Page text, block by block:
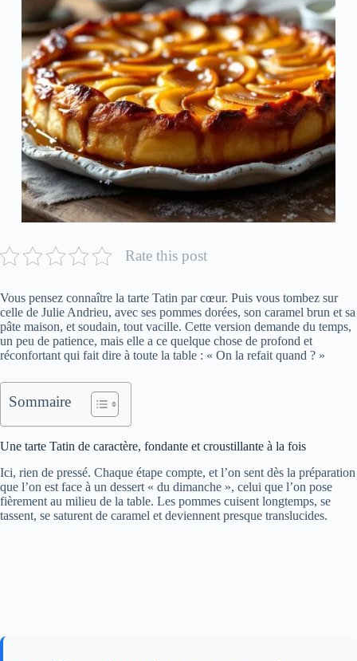
Rate this post
Vous pensez connaître la tarte Tatin par cœur. Puis vous tombez sur
celle de Julie Andrieu, avec ses pommes dorées, son caramel brun et sa
pâte maison, et soudain, tout vacille. Cette version demande du temps,
un peu de patience, mais elle a ce quelque chose de profond et
réconfortant qui fait dire à toute la table : « On la refait quand ? »
Sommaire
Une tarte Tatin de caractère, fondante et croustillante à la fois
Ici, rien de pressé. Chaque étape compte, et l’on sent dès la préparation
que l’on est face à un dessert « du dimanche », celui que l’on pose
fièrement au milieu de la table. Les pommes cuisent longtemps, se
tassent, se saturent de caramel et deviennent presque translucides.